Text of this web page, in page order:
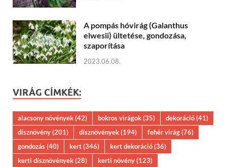
A pompás hóvirág (Galanthus
elwesii) ültetése, gondozása,
szaporítása
2023.06.08.
VIRÁG CÍMKÉK:
alacsony növények(42) bokros virágok(35) dekoráció(41)
dísznövény(201) dísznövények(194) fehér virág(76)
gondozás(40) kert(346) kert dekoráció(36)
kerti dísznövények(28) kerti növény(123)